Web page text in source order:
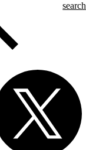
search